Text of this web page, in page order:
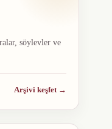
söylevler ve
Arşivi keşfet →